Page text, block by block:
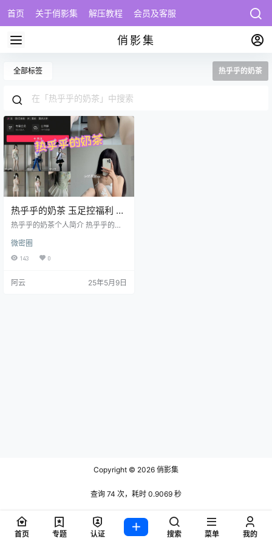
首页 关于俏影集 解压教程 会员及客服
俏影集
全部标签 热乎乎的奶茶
热乎乎的奶茶 玉足控福利 私
房写真套图下载
热乎乎的奶茶个人简介 热乎乎的奶
自山城重庆的90后新生代模特，凭
借反差感十足的视觉表现力在短视
次，其微博账号"奶茶sss"同步运
微密圈
143 0
阿云 25年5月9日
Copyright © 2026 俏影集
查询 74 次，耗时 0.9069 秒
首页 专题 认证 搜索 菜单 我的